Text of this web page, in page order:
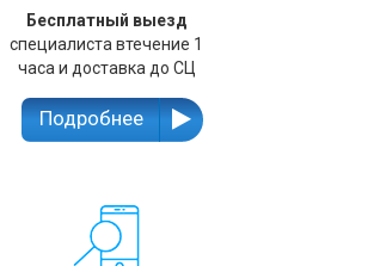
Бесплатный выезд
специалиста втечение 1
часа и доставка до СЦ
Подробнее